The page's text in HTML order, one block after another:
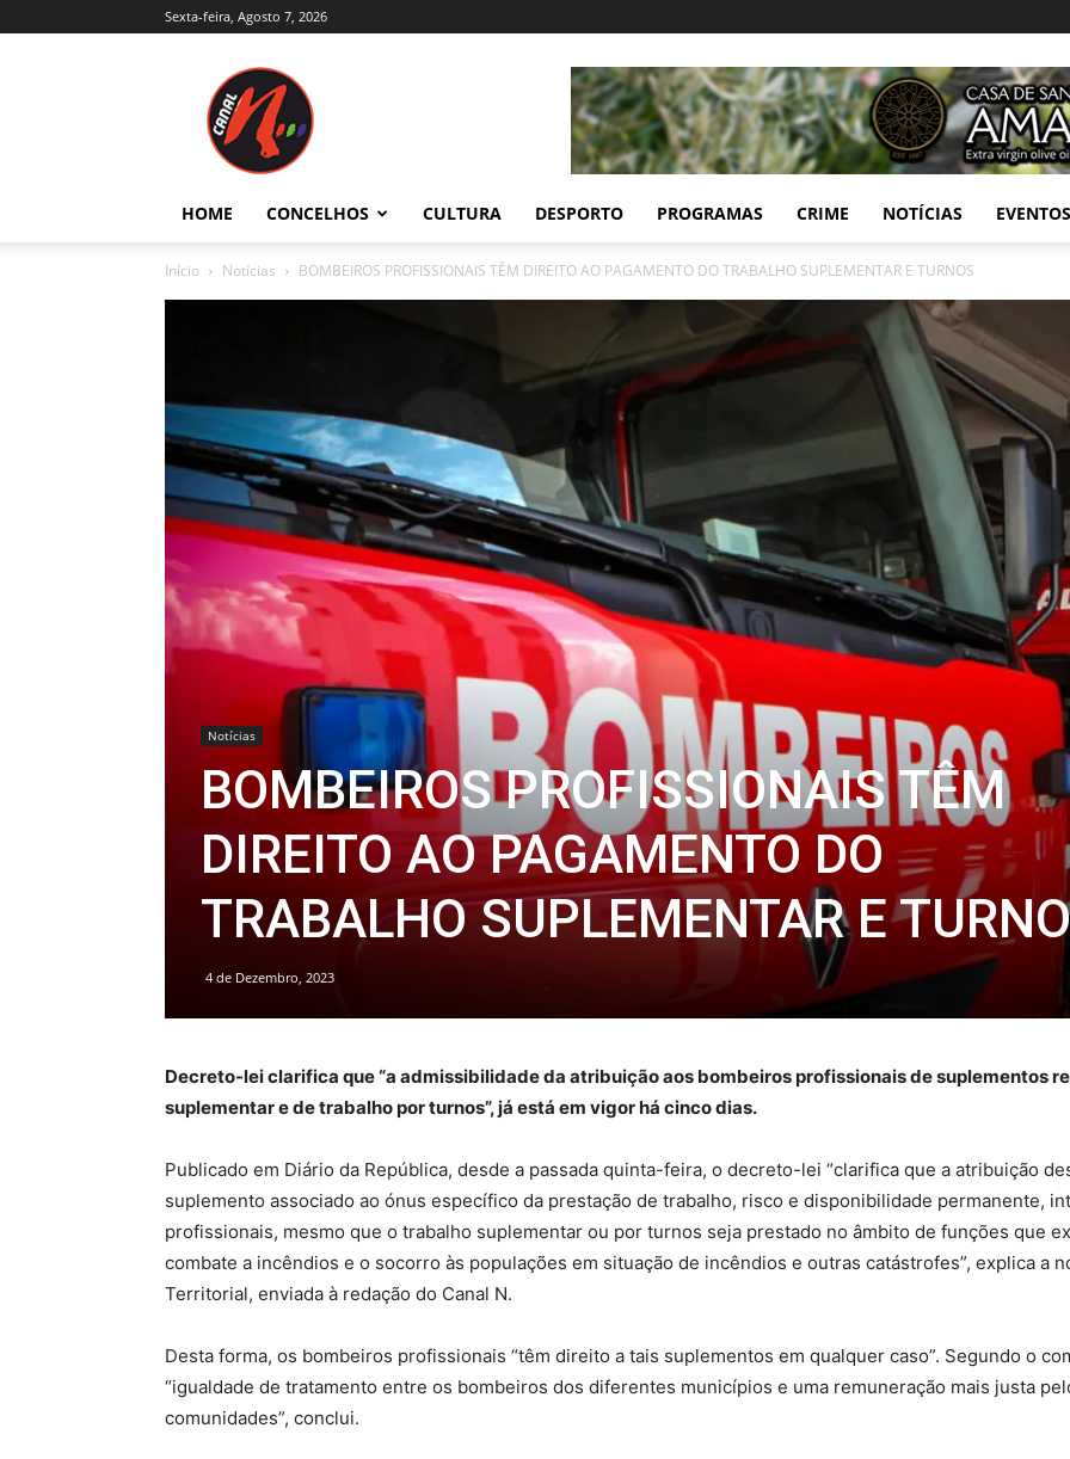
Sexta-feira, Agosto 7, 2026
Trás-
e
Alto
HOME CONCELHOS CULTURA DESPORTO PROGRAMAS CRIME NOTÍCIAS EVENTOS
Início Notícias BOMBEIROS PROFISSIONAIS TÊM DIREITO AO PAGAMENTO DO TRABALHO SUPLEMENTAR E TURNOS
Notícias
BOMBEIROS PROFISSIONAIS TÊM
DIREITO AO PAGAMENTO DO
TRABALHO SUPLEMENTAR E
4 de Dezembro, 2023
Decreto-lei clarifica que “a admissibilidade da atribuição aos bombeiros profissionais de suplementos
suplementar e de trabalho por turnos”, já está em vigor há cinco dias.
Publicado em Diário da República, desde a passada quinta-feira, o decreto-lei “clarifica que a atribuição
suplemento associado ao ónus específico da prestação de trabalho, risco e disponibilidade permanente,
profissionais, mesmo que o trabalho suplementar ou por turnos seja prestado no âmbito de funções que
combate a incêndios e o socorro às populações em situação de incêndios e outras catástrofes”, explica a
Territorial, enviada à redação do Canal N.
Desta forma, os bombeiros profissionais “têm direito a tais suplementos em qualquer caso”. Segundo o
“igualdade de tratamento entre os bombeiros dos diferentes municípios e uma remuneração mais justa
comunidades”, conclui.